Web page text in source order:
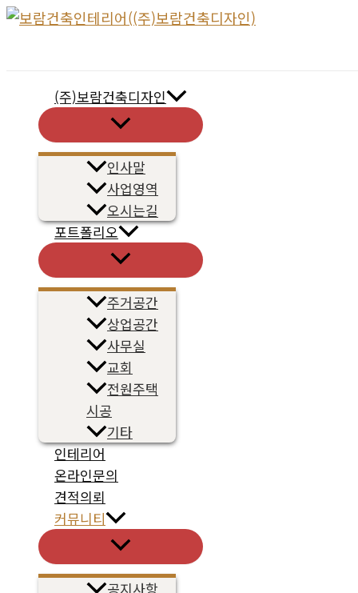
콘
(주)보람건축디자인
메
뉴
토
글
인사말
사업영역
오시는길
포트폴리오
메
뉴
토
글
주거공간
상업공간
사무실
교회
전원주택
시공
기타
인테리어
온라인문의
견적의뢰
커뮤니티
메
뉴
토
글
공지사항